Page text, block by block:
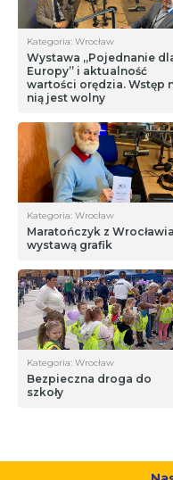
Kategoria: Wrocław
Wystawa „Pojednanie
Europy” i aktualność
wartości orędzia. Wstęp
nią jest wolny
Kategoria: Wrocław
Maratończyk z
wystawą grafik
Kategoria: Wrocław
Bezpieczna droga do
szkoły